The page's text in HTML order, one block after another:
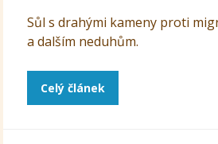
Sůl s drahými kameny proti
a dalším neduhům.
Celý článek